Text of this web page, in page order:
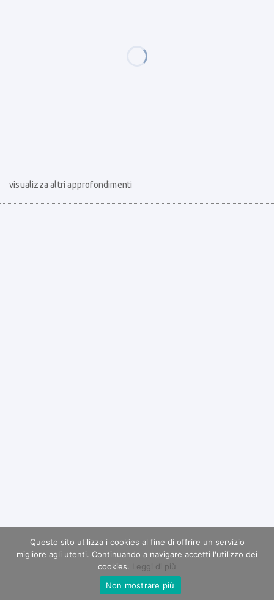
RICHIEDI INFORMAZIONI
visualizza altri approfondimenti
Questo sito utilizza i cookies al fine di offrire un servizio
migliore agli utenti. Continuando a navigare accetti l'utilizzo dei
cookies. Leggi di più
Non mostrare più